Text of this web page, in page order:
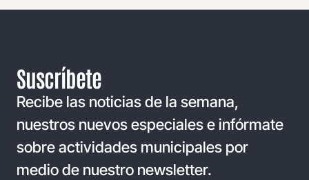
Suscríbete
Recibe las noticias de la semana,
nuestros nuevos especiales e infórmate
sobre actividades municipales por
medio de nuestro newsletter.